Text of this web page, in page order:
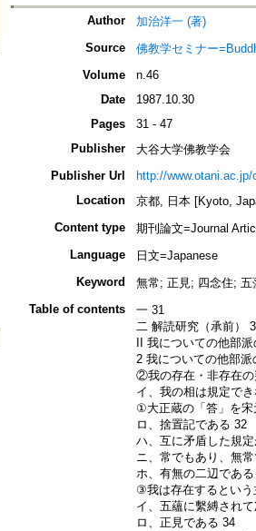
Author
加治洋一 (著)
Source
佛教学セミナー
Volume
n.46
Date
1987.10.30
Pages
31 - 47
Publisher
大谷大学佛教学会
Publisher Url
http://
Location
京都, 日本 [Kyoto,
Content type
期刊論文=Journal
Language
日文=Japanese
Keyword
無常; 正見; 四念住; 五
Table of contents
一 31
二 解読研究（承前）
II 我についての他部
2 我についての他部派
②我の存在・非存在の
イ、我の相は規定で
①大正蔵の「答」を宋
ロ、捨置記である 32
ハ、互に矛盾した規
ニ、常でもあり、無
ホ、有無の二辺であ
③我は存在するという
イ、五蘊に繫縛され
ロ、正見である 34